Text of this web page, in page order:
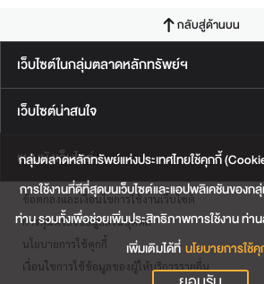
กลุ่มตลาดหลักทรัพย์แห่งประเทศไทยใช้คุกกี้
การใช้งานที่ดีที่สุดบนเว็บไซต์และแอปพลิเคชันของ
ท่าน รวมทั้งเพื่อช่วยเพิ่มประสิทธิภาพการใช้งาน ท่า
เพิ่มเติมได้ที่ นโยบายการใช้
กลับสู่ด้านบน
เว็บไซต์ในกลุ่มตลาดหลักทรัพย์ฯ
เว็บไซต์น่าสนใจ
แผนผังเว็บไซต์
ข้อตกลงและเงื่อนไขการใช้งานเว็บไซต์
การคุ้มครองข้อมูลส่วนบุคคล
นโยบายการใช้คุกกี้
เงื่อนไขการใช้ข้อมูลของผู้ให้บริการรายอื่น